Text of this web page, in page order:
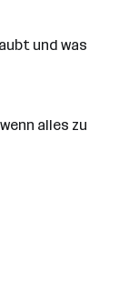
und was
alles zu